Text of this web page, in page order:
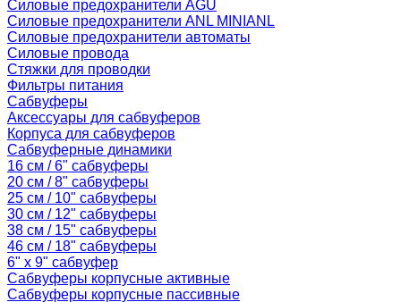
Силовые предохранители AGU
Силовые предохранители ANL MINIANL
Силовые предохранители автоматы
Силовые провода
Стяжки для проводки
Фильтры питания
Сабвуферы
Аксессуары для сабвуферов
Корпуса для сабвуферов
Сабвуферные динамики
16 см / 6" сабвуферы
20 см / 8" сабвуферы
25 см / 10" сабвуферы
30 см / 12" сабвуферы
38 см / 15" сабвуферы
46 см / 18" сабвуферы
6" x 9" сабвуфер
Сабвуферы корпусные активные
Сабвуферы корпусные пассивные